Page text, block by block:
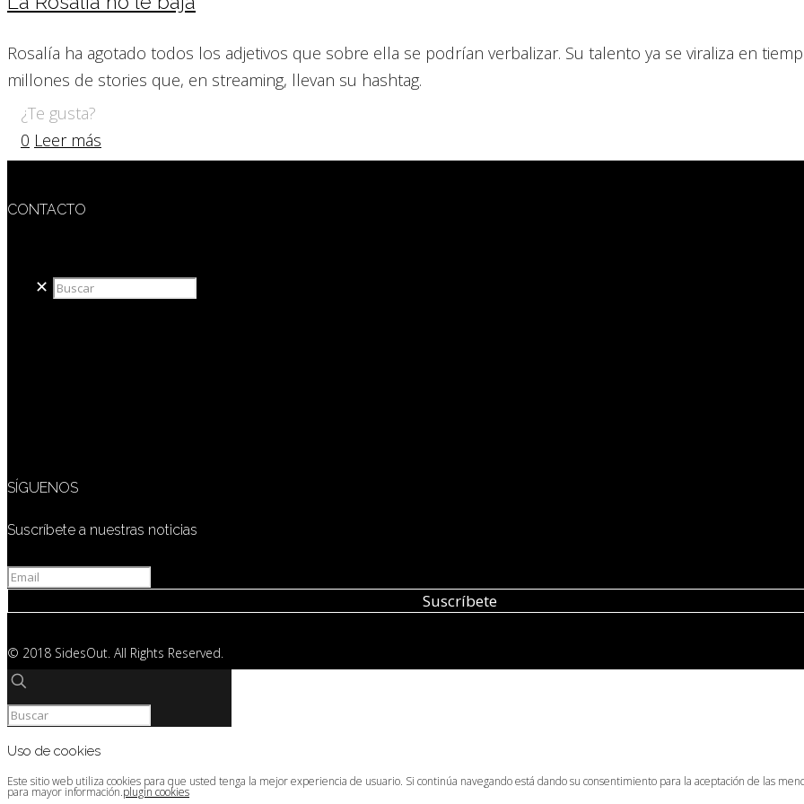
Rosalía ha agotado todos los adjetivos que sobre ella se podrían verbalizar. Su talento ya se viraliza en
millones de stories que, en streaming, llevan su hashtag.
¿Te gusta?
0 Leer más
CONTACTO
✕
SÍGUENOS
Suscríbete a nuestras noticias
© 2018 SidesOut. All Rights Reserved.
Uso de cookies
Este sitio web utiliza cookies para que usted tenga la mejor experiencia de usuario. Si continúa navegando está dando su consentimiento para la aceptación de las
para mayor información.plugin cookies